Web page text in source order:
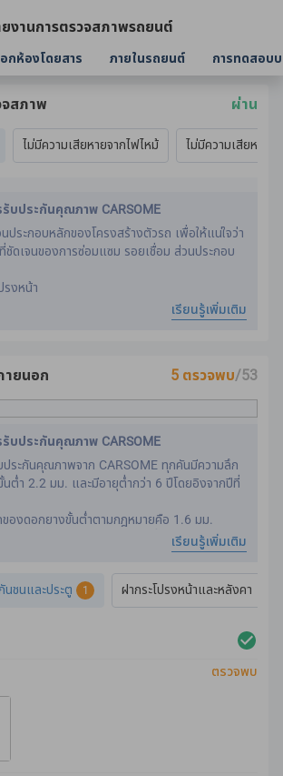
ยงานการตรวจสภาพรถยนต์
กห้องโดยสาร ภายในรถยนต์ การทดสอบ
สภาพ ผ่าน
ไม่มีความเสียหายจากไฟไหม้ ไม่มีความเสียหายจ
บประกันคุณภาพ CARSOME
นประกอบหลักของโครงสร้างตัวรถ เพื่อให้แน่ใจว่า
เจนของการซ่อมแซม รอยเชื่อม ส่วนประกอบ
รงหน้า
รับการประเมินโดยการเปรียบเทียบปีที่ผลิตกับปีที่
เนื่องจากเข็มขัดนิรภัยได้รับการออกแบบให้ทํา
ประสิทธิภาพ เราต้องการตรวจให้แน่ใจว่ารถคันใหม่
านอุบัติเหตุหนักมาก่อน
เรียนรู้เพิ่มเติม
ายนอก 5 ตรวจพบ/53
บประกันคุณภาพ CARSOME
ระกันคุณภาพจาก CARSOME ทุกคันมีความลึก
ต่ำ 2.2 มม. และมีอายุต่ำกว่า 6 ปีโดยอิงจากปีที่
ของดอกยางขั้นต่ําตามกฎหมายคือ 1.6 มม.
รตรวจสภาพทั่วทั้งภายนอกรถ เพื่อให้แน่ใจว่าเป็นไป
ใด ๆ บนพื้นผิวของตัวถังจะได้รับการปรับสภาพใหม่ อิง
างของเรา
ร้อมการรับประกันตัวเครื่องและสี 2 ปีเต็ม
ยังตรวจสภาพระบบไฟส่องสว่าง แผงตัวถัง
ละหน้าต่างของรถ เพื่อให้แน่ใจว่าเป็นไปตาม
บประกันคุณภาพจาก CARSOME
เรียนรู้เพิ่มเติม
นชนและประตู 1 ฝากระโปรงหน้าและหลังคา
ตรวจพบ